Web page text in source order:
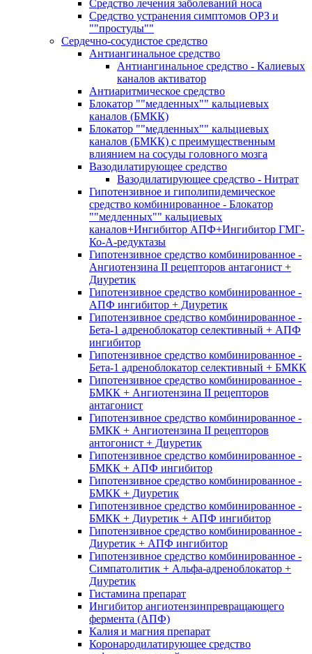
Средство лечения заболеваний носа
Средство устранения симптомов ОРЗ и
""простуды""
Сердечно-сосудистое средство
Антиангинальное средство
Антиангинальное средство - Калиевых
каналов активатор
Антиаритмическое средство
Блокатор ""медленных"" кальциевых
каналов (БМКК)
Блокатор ""медленных"" кальциевых
каналов (БМКК) с преимущественным
влиянием на сосуды головного мозга
Вазодилатирующее средство
Вазодилатирующее средство - Нитрат
Гипотензивное и гиполипидемическое
средство комбинированное - Блокатор
""медленных"" кальциевых
каналов+Ингибитор АПФ+Ингибитор ГМГ-
Ко-А-редуктазы
Гипотензивное средство комбинированное -
Ангиотензина II рецепторов антагонист +
Диуретик
Гипотензивное средство комбинированное -
АПФ ингибитор + Диуретик
Гипотензивное средство комбинированное -
Бета-1 адреноблокатор селективный + АПФ
ингибитор
Гипотензивное средство комбинированное -
Бета-1 адреноблокатор селективный + БМКК
Гипотензивное средство комбинированное -
БМКК + Ангиотензина II рецепторов
антагонист
Гипотензивное средство комбинированное -
БМКК + Ангиотензина II рецепторов
антогонист + Диуретик
Гипотензивное средство комбинированное -
БМКК + АПФ ингибитор
Гипотензивное средство комбинированное -
БМКК + Диуретик
Гипотензивное средство комбинированное -
БМКК + Диуретик + АПФ ингибитор
Гипотензивное средство комбинированное -
Диуретик + АПФ ингибитор
Гипотензивное средство комбинированное -
Симпатолитик + Альфа-адреноблокатор +
Диуретик
Гистамина препарат
Ингибитор ангиотензинпревращающего
фермента (АПФ)
Калия и магния препарат
Коронародилатирующее средство